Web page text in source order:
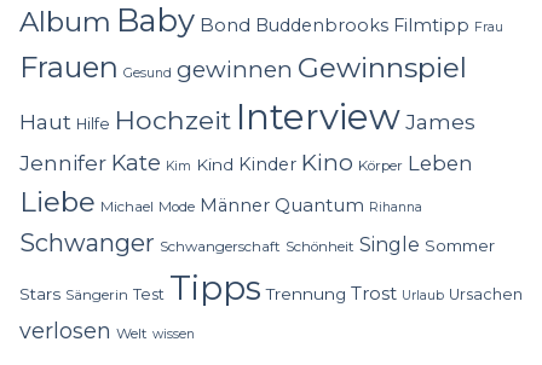
Album Baby Bond Buddenbrooks Filmtipp Frau
Frauen Gesund gewinnen Gewinnspiel
Haut Hilfe Hochzeit InterviewJames
Jennifer Kate Kim Kind Kinder Kino Körper Leben
Liebe Michael Mode Männer Quantum Rihanna
Schwanger Schwangerschaft Schönheit Single Sommer
Stars Sängerin Test Tipps Trennung Trost Urlaub Ursachen
verlosen Welt wissen